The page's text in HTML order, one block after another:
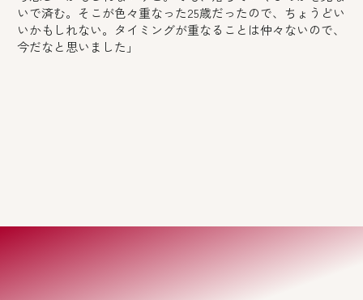
いで済む。そこが色々重なった25歳だったので、ちょうどい
いかもしれない。タイミングが重なることは仲々ないので、
今だなと思いました」